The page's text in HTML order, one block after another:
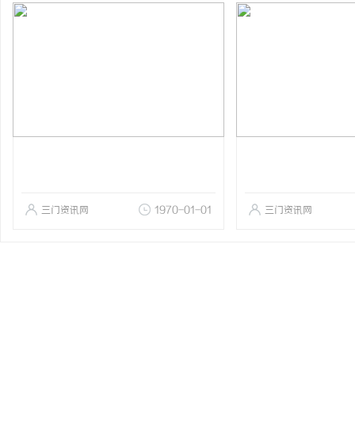
三门资讯网 1970-01-01 三门资讯网